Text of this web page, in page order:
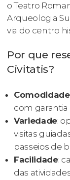
o Teatro
Arqueologia
via do centro
Por que
Civitatis?
Comodidade
com
Variedade:
visitas
passeios de
Facilidade:
das